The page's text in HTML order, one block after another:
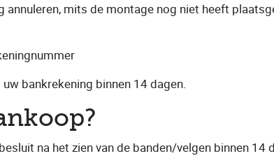
mits de montage nog niet heeft
bankrekening binnen 14 dagen.
na het zien van de banden/velgen binnen 14